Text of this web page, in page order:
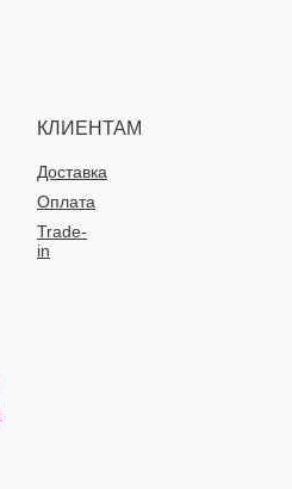
КЛИЕНТАМ
Доставка
Оплата
Trade-
in